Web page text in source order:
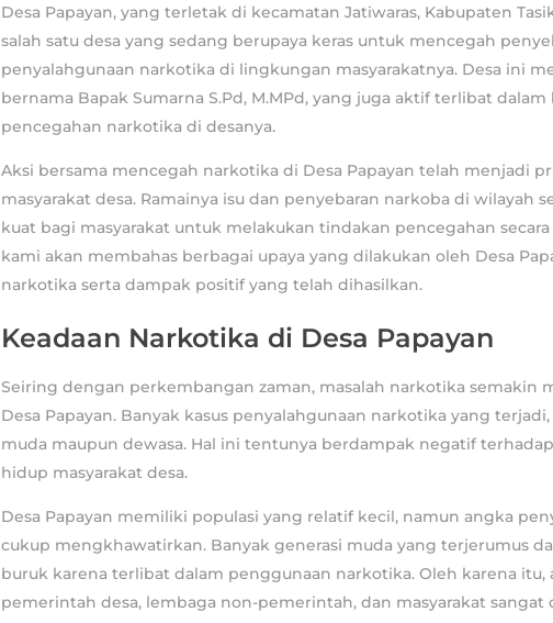
Desa Papayan, yang terletak di kecamatan Jatiwaras, Kabupaten
salah satu desa yang sedang berupaya keras untuk mencegah
penyalahgunaan narkotika di lingkungan masyarakatnya. Desa ini
bernama Bapak Sumarna S.Pd, M.MPd, yang juga aktif terlibat
pencegahan narkotika di desanya.
Aksi bersama mencegah narkotika di Desa Papayan telah menjadi
masyarakat desa. Ramainya isu dan penyebaran narkoba di wilayah
kuat bagi masyarakat untuk melakukan tindakan pencegahan
kami akan membahas berbagai upaya yang dilakukan oleh Desa
narkotika serta dampak positif yang telah dihasilkan.
Keadaan Narkotika di Desa Papayan
Seiring dengan perkembangan zaman, masalah narkotika semakin
Desa Papayan. Banyak kasus penyalahgunaan narkotika yang
muda maupun dewasa. Hal ini tentunya berdampak negatif
hidup masyarakat desa.
Desa Papayan memiliki populasi yang relatif kecil, namun angka
cukup mengkhawatirkan. Banyak generasi muda yang terjerumus
buruk karena terlibat dalam penggunaan narkotika. Oleh karena itu,
pemerintah desa, lembaga non-pemerintah, dan masyarakat